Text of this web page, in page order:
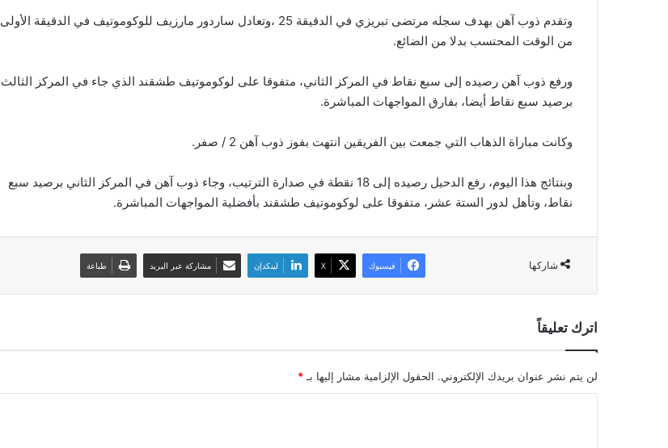
وتقدم ذوب آهن بهدف سجله مرتضى تبريزي في الدقيقة 25 ،وتعادل ساردور مارزيف للوكوموتيف في الدقيقة الأولى
من الوقت المحتسب بدلا من الضائع.
ورفع ذوب آهن رصيده إلى سبع نقاط في المركز الثاني، متفوقا على لوكوموتيف طشقند الذي جاء في المركز الثالث
برصيد سبع نقاط أيضا، بفارق المواجهات المباشرة.
وكانت مباراة الذهاب التي جمعت بين الفريقين انتهت بفوز ذوب آهن 2 / صفر.
وبنتائج هذا اليوم، رفع الدحيل رصيده إلى 18 نقطة في صدارة الترتيب، وجاء ذوب آهن في المركز الثاني برصيد سبع
نقاط، وتأهل لدور الستة عشر، متفوقا على لوكوموتيف طشقند بأفضلية المواجهات المباشرة.
شاركها فيسبوك ‫X لينكدإن مشاركة عبر البريد طباعة
اترك تعليقاً
لن يتم نشر عنوان بريدك الإلكتروني. الحقول الإلزامية مشار إليها بـ *